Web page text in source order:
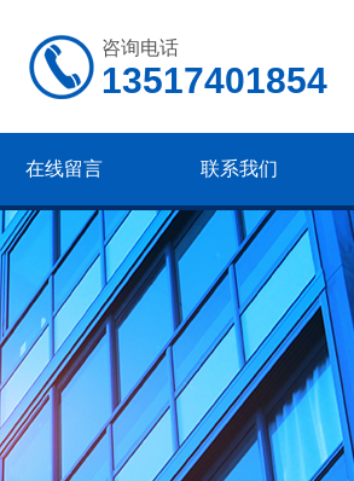
咨询电话
13517401854
在线留言 联系我们